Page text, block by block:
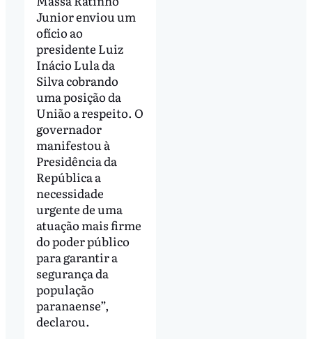
Junior enviou um
ofício ao
presidente Luiz
Inácio Lula da
Silva cobrando
uma posição da
União a respeito. O
governador
manifestou à
Presidência da
República a
necessidade
urgente de uma
atuação mais firme
do poder público
para garantir a
segurança da
população
paranaense”,
declarou.